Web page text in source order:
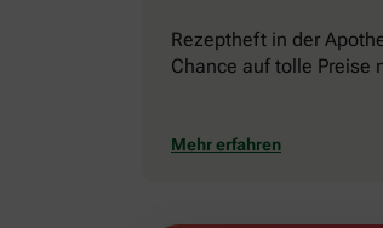
Rezeptheft in der
Chance auf tolle Preise
Mehr erfahren